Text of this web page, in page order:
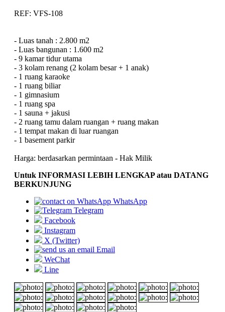
REF: VFS-108
- Luas tanah : 2.800 m2
- Luas bangunan : 1.600 m2
- 9 kamar tidur utama
- 3 kolam renang (2 kolam besar + 1 anak)
- 1 ruang karaoke
- 1 ruang biliar
- 1 gimnasium
- 1 ruang spa
- 1 sauna + jakusi
- 2 ruang tamu dalam ruangan + ruang makan
- 1 tempat makan di luar ruangan
- 1 basement parkir
Harga: berdasarkan permintaan - Hak Milik
Untuk INFORMASI LEBIH LENGKAP atau DATANG
BERKUNJUNG
WhatsApp
Telegram
Facebook
Instagram
X (Twitter)
Email
WeChat
Line